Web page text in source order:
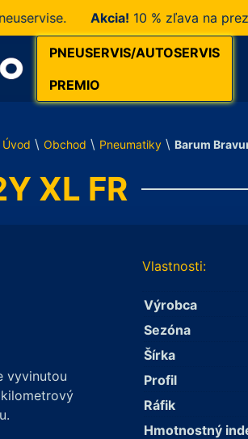
Akcia!10 % zľava na
PNEUSERVIS/AUTOSERVIS
PREMIO
Úvod \ Obchod \ Pneumatiky \ Barum
XL FR
vyvinutou
Vlastnosti:
Výrobca
Sezóna
Šírka
Profil
Ráfik
Hmotnostný